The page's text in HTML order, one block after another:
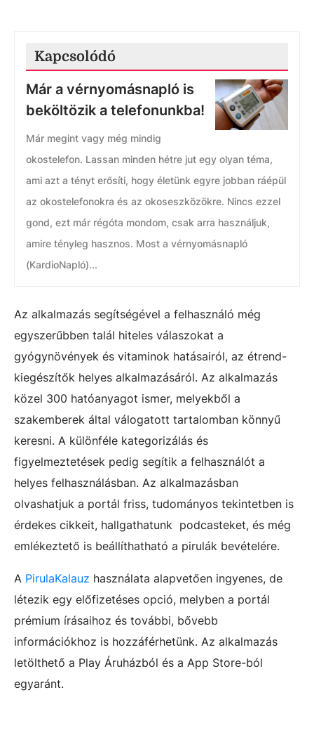
Kapcsolódó
Már a vérnyomásnapló is
beköltözik a telefonunkba!
Már megint vagy még mindig
okostelefon. Lassan minden hétre jut egy olyan téma,
ami azt a tényt erősíti, hogy életünk egyre jobban ráépül
az okostelefonokra és az okoseszközökre. Nincs ezzel
gond, ezt már régóta mondom, csak arra használjuk,
amire tényleg hasznos. Most a vérnyomásnapló
(KardioNapló)...
Az alkalmazás segítségével a felhasználó még
egyszerűbben talál hiteles válaszokat a
gyógynövények és vitaminok hatásairól, az étrend-
kiegészítők helyes alkalmazásáról. Az alkalmazás
közel 300 hatóanyagot ismer, melyekből a
szakemberek által válogatott tartalomban könnyű
keresni. A különféle kategorizálás és
figyelmeztetések pedig segítik a felhasználót a
helyes felhasználásban. Az alkalmazásban
olvashatjuk a portál friss, tudományos tekintetben is
érdekes cikkeit, hallgathatunk podcasteket, és még
emlékeztető is beállíthatható a pirulák bevételére.
A PirulaKalauz használata alapvetően ingyenes, de
létezik egy előfizetéses opció, melyben a portál
prémium írásaihoz és további, bővebb
információkhoz is hozzáférhetünk. Az alkalmazás
letölthető a Play Áruházból és a App Store-ból
egyaránt.